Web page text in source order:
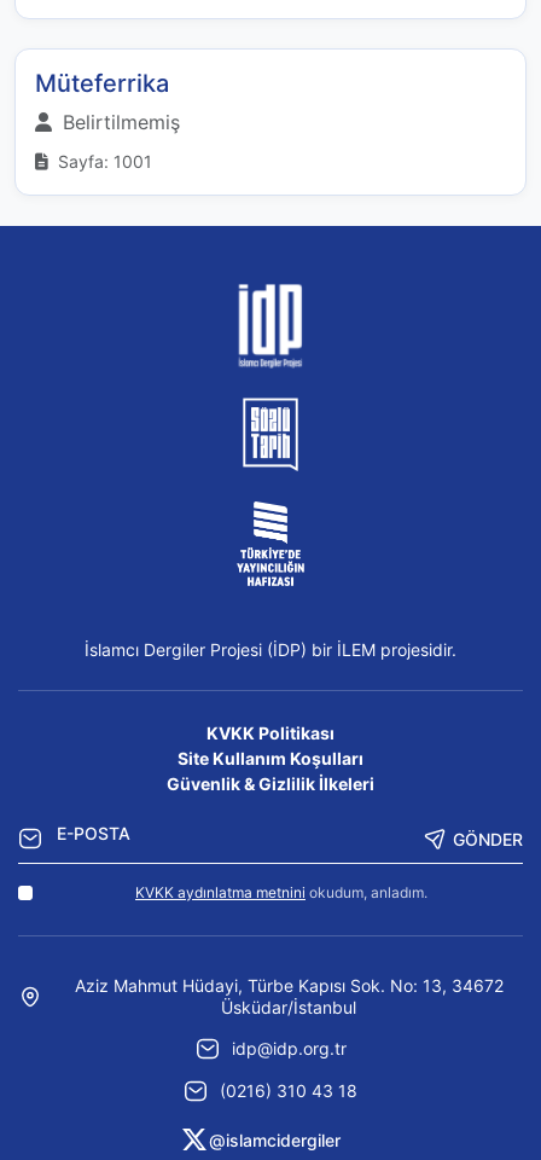
Müteferrika
Belirtilmemiş
Sayfa: 1001
İslamcı Dergiler Projesi (İDP) bir İLEM projesidir.
KVKK Politikası
Site Kullanım Koşulları
Güvenlik & Gizlilik İlkeleri
GÖNDER
KVKK aydınlatma metnini okudum, anladım.
Aziz Mahmut Hüdayi, Türbe Kapısı Sok. No: 13, 34672
Üsküdar/İstanbul
idp@idp.org.tr
(0216) 310 43 18
@islamcidergiler